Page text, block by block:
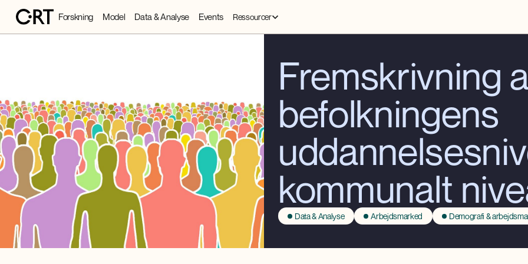
Forskning Model Data & Analyse Events Ressourcer
Fremskrivning
befolkningens
kommunalt
Data & Analyse Arbejdsmarked Demografi &